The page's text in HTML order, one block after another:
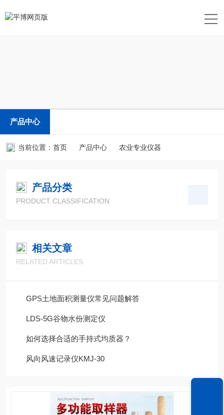
产品中心
当前位置： 首页 产品中心 农业专业仪器
产品分类
PRODUCT CLASSIFICATION
相关文章
RELATED ARTICLES
GPS土地面积测量仪常见问题解答
LDS-5G谷物水份测定仪
如何选择合适的手持式均质器？
风向风速记录仪KMJ-30